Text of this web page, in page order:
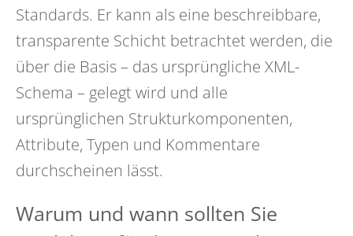
Standards. Er kann als eine beschreibbare,
transparente Schicht betrachtet werden, die
über die Basis – das ursprüngliche XML-
Schema – gelegt wird und alle
ursprünglichen Strukturkomponenten,
Attribute, Typen und Kommentare
durchscheinen lässt.
Warum und wann sollten Sie